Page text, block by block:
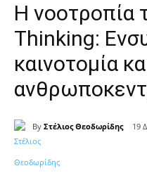
Η νοοτροπία
Thinking:
καινοτομία
By Στέλιος Θεοδωρίδης 19